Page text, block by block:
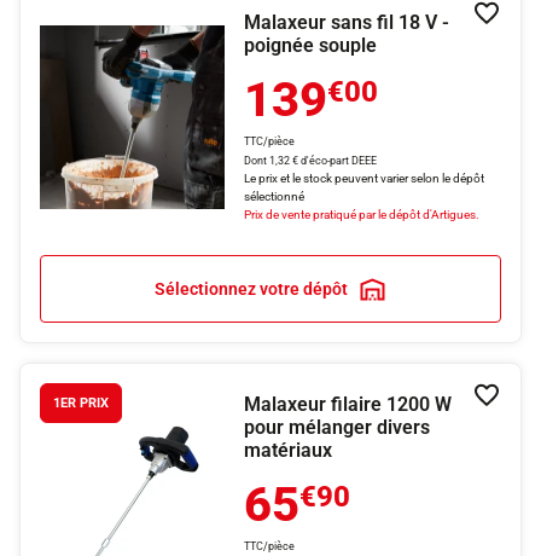
Malaxeur sans fil 18 V -
poignée souple
139€00
TTC/pièce
Dont 1,32 € d'éco-part DEEE
Le prix et le stock peuvent varier selon le dépôt
sélectionné
Prix de vente pratiqué par le dépôt d'Artigues.
Sélectionnez votre dépôt
1ER PRIX
Malaxeur filaire 1200 W
pour mélanger divers
matériaux
65€90
TTC/pièce